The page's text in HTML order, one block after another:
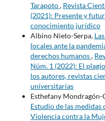
Tarapoto, Revista
(2021): Presente y
conocimiento jurídico
Albino Nieto-Serpa,
locales ante la
derechos humanos,
Núm. 1 (2022): El
los autores, revistas
universitarias
Esthefany Mondragón-
Estudio de las medidas
Violencia contra la